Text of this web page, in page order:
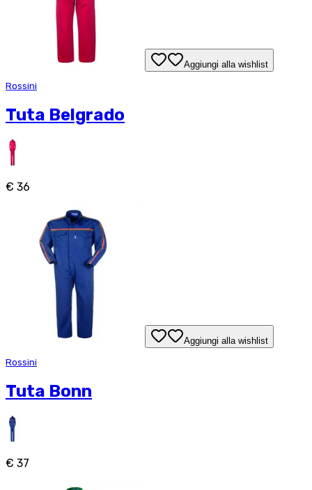
Aggiungi alla wishlist
Rossini
Tuta Belgrado
€ 36
Aggiungi alla wishlist
Rossini
Tuta Bonn
€ 37